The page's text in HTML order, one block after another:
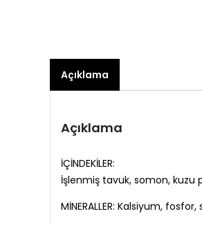
Açıklama
Açıklama
İÇİNDEKİLER:
İşlenmiş tavuk, somon, kuzu
MİNERALLER: Kalsiyum,